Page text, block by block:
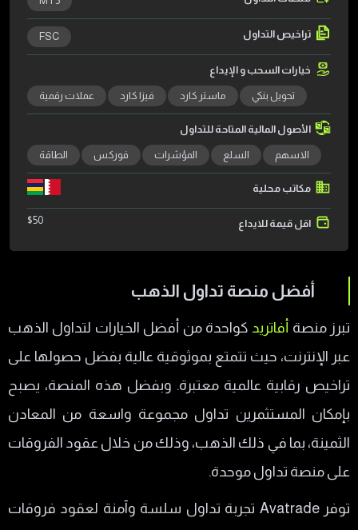
تراخيص التداول FSC
خيارات السحب و الإيداع
تحويل بنكي ماستر كارد فيزا كارد عملات رقمية
الأصول المالية المتاحة للتداول
الاسهم السلع المؤشرات فوركس الطاقة
مكاتب محلية
اقل قيمة للايداع $50
أفضل منصة تداول الذهب
تبرز منصة أفاتريد كواحدة من أفضل الخيارات لتداول الذهب
عبر الإنترنت، حيث تتمتع بموثوقية عالية بفضل حصولها على
تراخيص رقابية عالمية معتبرة. وبفضل هذه المنصة، يصبح
بإمكان المستثمرين تداول مجموعة واسعة من المعادن
الثمينة، بما في ذلك الذهب، وذلك من خلال عقود الفروقات
على منصة تداول موحدة.
توفر Avatrade تجربة تداول سلسة وآمنة لعقود فروقات